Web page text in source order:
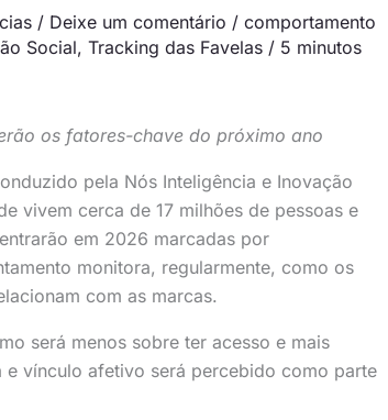
/ Deixe um comentário / comportamento
Social, Tracking das Favelas / 5 minutos
os fatores-chave do próximo ano
pela Nós Inteligência e Inovação
vivem cerca de 17 milhões de pessoas e
em 2026 marcadas por
monitora, regularmente, como os
com as marcas.
será menos sobre ter acesso e mais
vínculo afetivo será percebido como parte